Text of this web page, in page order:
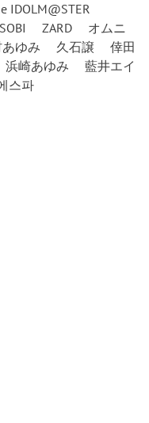
IDOLM@STER
ZARD
オムニ
ゆみ 久石譲
倖田
浜崎あゆみ
藍井エイ
스파